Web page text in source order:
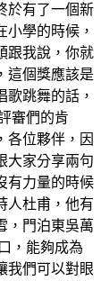
於有了一個新
學的時候，
跟我說，你就
這個獎應該是
跳舞的話，
審們的肯
各位夥伴，因
大家分享兩句
有力量的時候
人杜甫，他有
，門泊東吳萬
，能夠成為
我們可以對眼